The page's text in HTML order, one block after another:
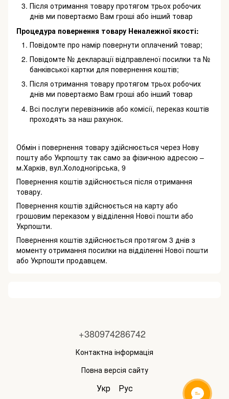
Після отримання товару протягом трьох робочих
днів ми повертаємо Вам гроші або інший товар
Процедура повернення товару Неналежної якості:
Повідомте про намір повернути оплачений товар;
Повідомте № декларації відправленої посилки та №
банківської картки для повернення коштів;
Після отримання товару протягом трьох робочих
днів ми повертаємо Вам гроші або інший товар
Всі послуги перевізників або комісії, переказ коштів
проходять за наш рахунок.
Обмін і повернення товару здійснюється через Нову
пошту або Укрпошту так само за фізичною адресою –
м.Харків, вул.Холодногірська, 9
Повернення коштів здійснюється після отримання
товару.
Повернення коштів здійснюється на карту або
грошовим переказом у відділення Нової пошти або
Укрпошти.
Повернення коштів здійснюється протягом 3 днів з
моменту отримання посилки на відділенні Нової пошти
або Укрпошти продавцем.
+380974286742
Контактна інформація
Повна версія сайту
Укр Рус ОНЛАЙН ЧАТ